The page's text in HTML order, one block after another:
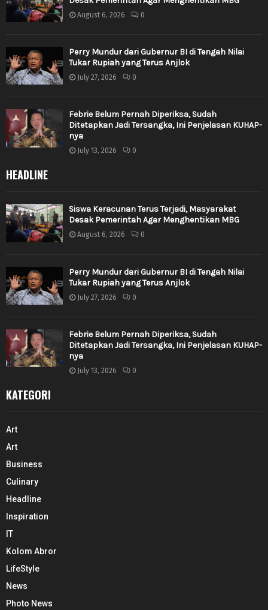
August 6, 2026 0
Perry Mundur dari Gubernur BI di Tengah Nilai
Tukar Rupiah yang Terus Anjlok
July 27, 2026 0
Febrie Belum Pernah Diperiksa, Sudah
Ditetapkan Jadi Tersangka, Ini Penjelasan KUHAP-
nya
July 13, 2026 0
HEADLINE
Siswa Keracunan Terus Terjadi, Masyarakat
Desak Pemerintah Agar Menghentikan MBG
August 6, 2026 0
Perry Mundur dari Gubernur BI di Tengah Nilai
Tukar Rupiah yang Terus Anjlok
July 27, 2026 0
Febrie Belum Pernah Diperiksa, Sudah
Ditetapkan Jadi Tersangka, Ini Penjelasan KUHAP-
nya
July 13, 2026 0
KATEGORI
Art
Art
Business
Culinary
Headline
Inspiration
IT
Kolom Abror
LifeStyle
News
Photo News